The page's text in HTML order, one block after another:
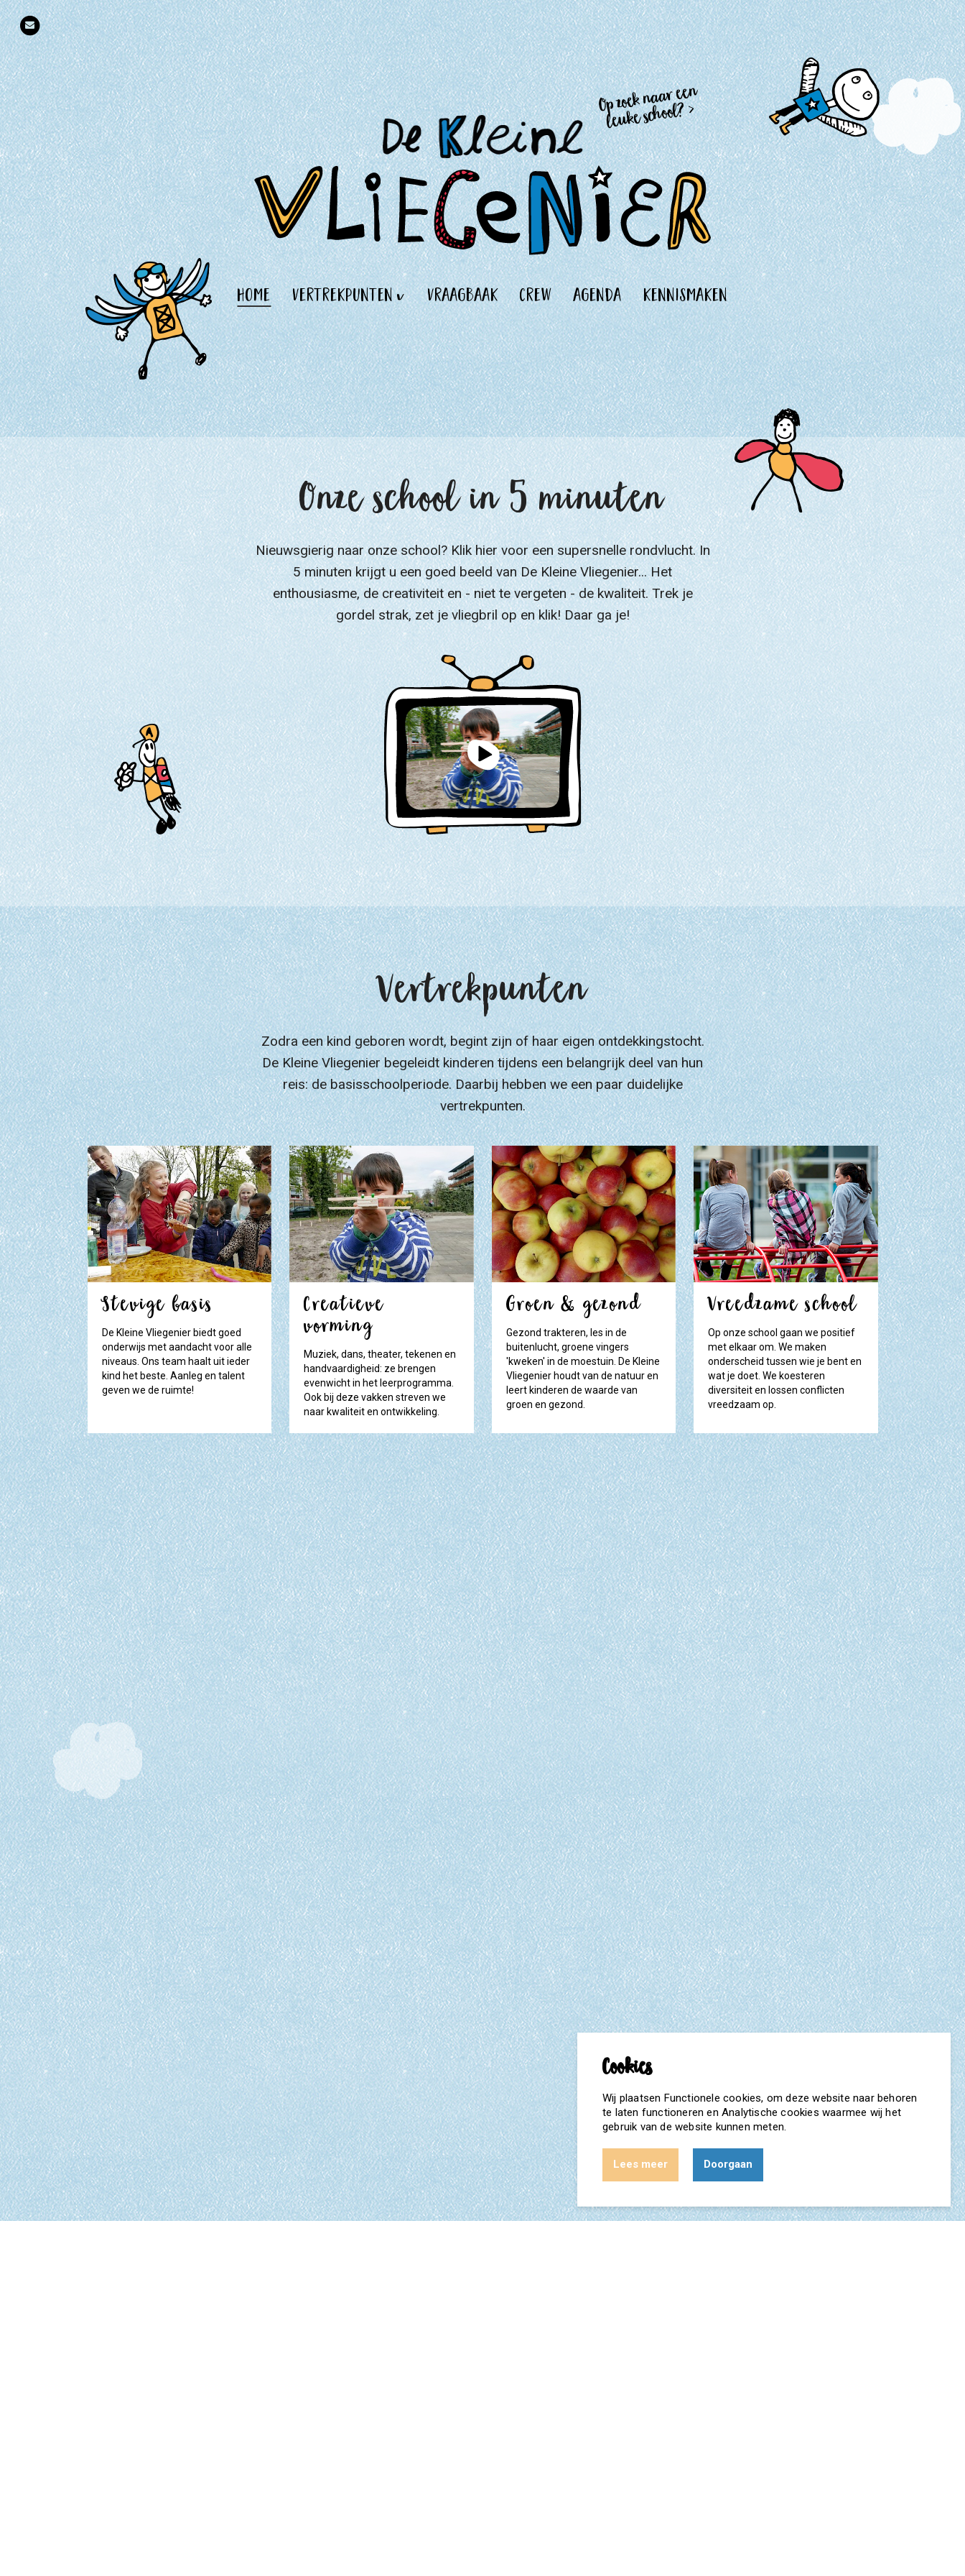
home vertrekpunten v vraagbaak crew agenda kennismaken
Op zoek naar een
leuke school? >
Onze school in 5 minuten
Nieuwsgierig naar onze school? Klik hier voor een supersnelle rondvlucht. In
5 minuten krijgt u een goed beeld van De Kleine Vliegenier... Het
enthousiasme, de creativiteit en - niet te vergeten - de kwaliteit. Trek je
gordel strak, zet je vliegbril op en klik! Daar ga je!
Vertrekpunten
Zodra een kind geboren wordt, begint zijn of haar eigen ontdekkingstocht.
De Kleine Vliegenier begeleidt kinderen tijdens een belangrijk deel van hun
reis: de basisschoolperiode. Daarbij hebben we een paar duidelijke
vertrekpunten.
Stevige basis
De Kleine Vliegenier biedt goed
onderwijs met aandacht voor alle
niveaus. Ons team haalt uit ieder
kind het beste. Aanleg en talent
geven we de ruimte!
Creatieve
vorming
Muziek, dans, theater, tekenen en
handvaardigheid: ze brengen
evenwicht in het leerprogramma.
Ook bij deze vakken streven we
naar kwaliteit en ontwikkeling.
Groen & gezond
Gezond trakteren, les in de
buitenlucht, groene vingers
'kweken' in de moestuin. De Kleine
Vliegenier houdt van de natuur en
leert kinderen de waarde van
groen en gezond.
Vreedzame school
Op onze school gaan we positief
met elkaar om. We maken
onderscheid tussen wie je bent en
wat je doet. We koesteren
diversiteit en lossen conflicten
vreedzaam op.
Wij plaatsen Functionele cookies, om deze website naar behoren
te laten functioneren en Analytische cookies waarmee wij het
gebruik van de website kunnen meten.
Lees meer Doorgaan